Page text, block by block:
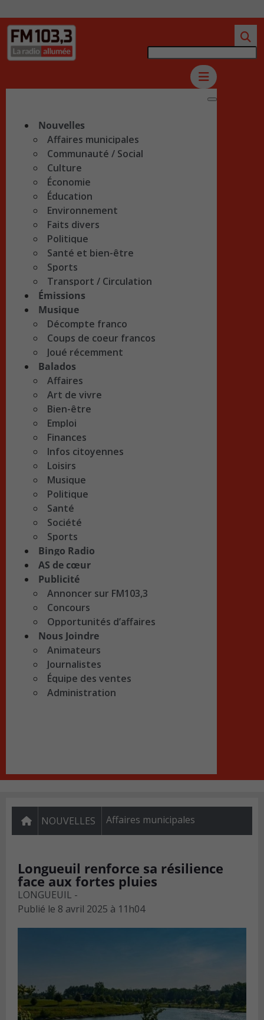
Nouvelles
Affaires municipales
Communauté / Social
Culture
Économie
Éducation
Environnement
Faits divers
Politique
Santé et bien-être
Sports
Transport / Circulation
Émissions
Musique
Décompte franco
Coups de coeur francos
Joué récemment
Balados
Affaires
Art de vivre
Bien-être
Emploi
Finances
Infos citoyennes
Loisirs
Musique
Politique
Santé
Société
Sports
Bingo Radio
AS de cœur
Publicité
Annoncer sur FM103,3
Concours
Opportunités d’affaires
Nous Joindre
Animateurs
Journalistes
Équipe des ventes
Administration
NOUVELLES Affaires municipales
Longueuil renforce sa résilience
face aux fortes pluies
LONGUEUIL -
Publié le 8 avril 2025 à 11h04